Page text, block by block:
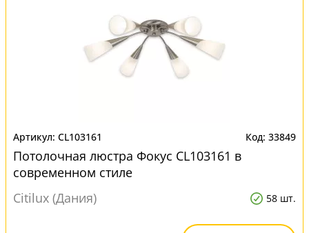
CL103161 33849
Потолочная люстра Фокус CL103161 в
современном стиле
Citilux (Дания)
58 шт.